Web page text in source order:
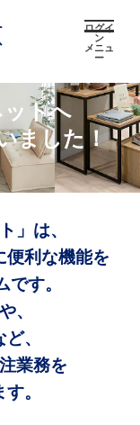
ログイ
ン
メニュ
ー
トへ
ました！
」は、
便利な機能を
す。
、
、
業務を
。